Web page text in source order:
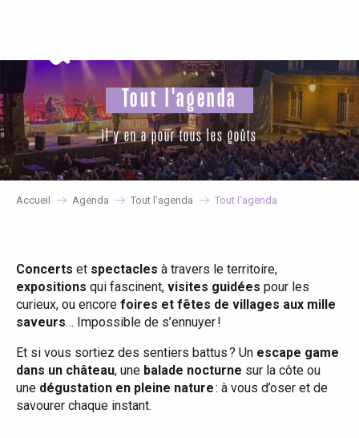
principal
Tout l'agenda
il y en a pour tous les goûts
Accueil Agenda Tout l’agenda Tout l’agenda
Concerts et spectacles à travers le territoire,
expositions qui fascinent, visites guidées pour les
curieux, ou encore foires et fêtes de villages aux mille
saveurs… Impossible de s’ennuyer !
Et si vous sortiez des sentiers battus ? Un escape game
dans un château, une balade nocturne sur la côte ou
une dégustation en pleine nature: à vous d’oser et de
savourer chaque instant.